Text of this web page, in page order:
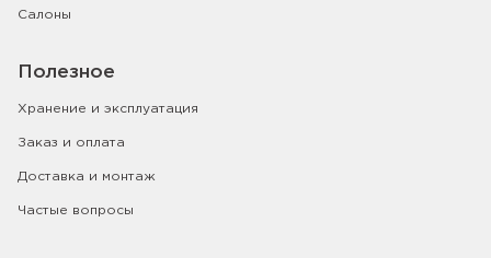
Салоны
Полезное
Хранение и эксплуатация
Заказ и оплата
Доставка и монтаж
Частые вопросы